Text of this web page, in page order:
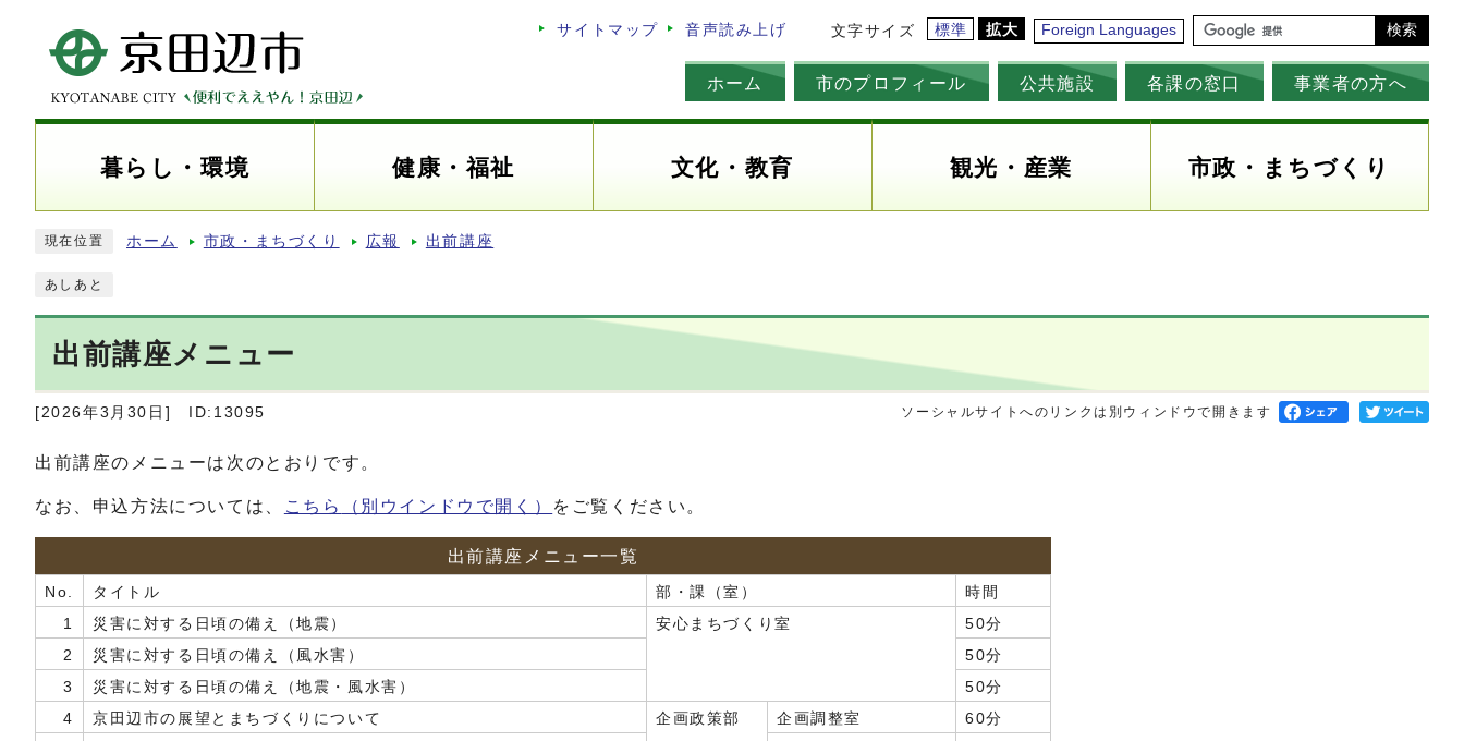
サイトマップ 音声読み上げ 文字サイズ 標準 拡大 Foreign Languages 検索
ホーム 市のプロフィール 公共施設 各課の窓口 事業者の方へ
暮らし・環境 健康・福祉 文化・教育 観光・産業 市政・まちづくり
現在位置 ホーム 市政・まちづくり 広報 出前講座
あしあと
出前講座メニュー
[2026年3月30日] ID:13095 ソーシャルサイトへのリンクは別ウィンドウで開きます
出前講座のメニューは次のとおりです。
なお、申込方法については、 こちら （別ウインドウで開く） をご覧ください。
出前講座メニュー一覧
No. タイトル 部・課（室）
時間
1
災害に対する日頃の備え（地震） 安心まちづくり室
50分
2
災害に対する日頃の備え（風水害）
50分
3
災害に対する日頃の備え（地震・風水害）
50分
4
京田辺市の展望とまちづくりについて 企画政策部 企画調整室
60分